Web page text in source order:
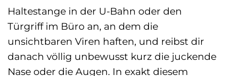
Haltestange in der U-Bahn oder den
Türgriff im Büro an, an dem die
unsichtbaren Viren haften, und reibst dir
danach völlig unbewusst kurz die juckende
Nase oder die Augen. In exakt diesem